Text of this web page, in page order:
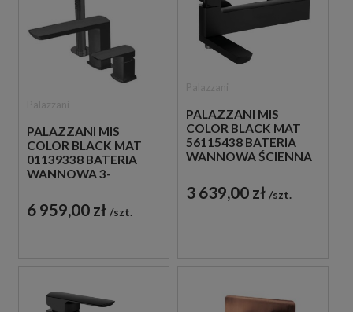
PALAZZANI MIS
COLOR BLACK MAT
01139338 BATERIA
WANNOWA 3-
CZARNA
6 959,00 zł szt.
PALAZZANI MIS
COLOR BLACK MAT
56115438 BATERIA
WANNOWA ŚCIENNA
CZARNA
3 639,00 zł szt.